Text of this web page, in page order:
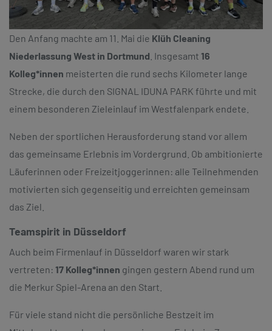
Den Anfang machte am 11. Mai die Klüh Cleaning
Niederlassung West in Dortmund . Insgesamt 16
Kolleg*innen meisterten die rund sechs Kilometer lange
Strecke, die durch den SIGNAL IDUNA PARK führte und mit
einem besonderen Zieleinlauf im Westfalenpark endete.
Neben der sportlichen Herausforderung stand vor allem
das gemeinsame Erlebnis im Vordergrund. Ob ambitionierte
Läuferinnen oder Freizeitjoggerinnen: alle Teilnehmenden
motivierten sich gegenseitig und erreichten gemeinsam
das Ziel.
Teamspirit in Düsseldorf
Auch beim Firmenlauf in Düsseldorf waren wir stark
vertreten: 17 Kolleg*innen gingen gestern Abend rund um
die Merkur Spiel-Arena an den Start.
Für viele stand nicht die persönliche Bestzeit im